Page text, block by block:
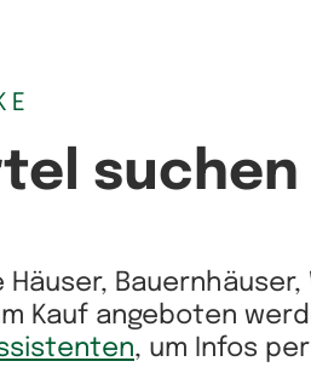
suchen
Kauf angeboten
, um Infos